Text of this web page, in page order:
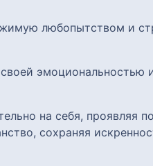
любопытством и
на себя, проявляя
сохраняя